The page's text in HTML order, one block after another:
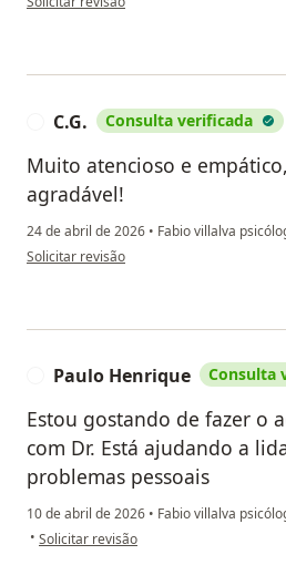
C.G. Consulta verificada
Muito atencioso e
agradável!
24 de abril de 2026 • Fabio villalva
na opinião do utilizador C.G.
Solicitar revisão
Paulo Henrique Consulta
Estou gostando de fazer o
com Dr. Está ajudando a
problemas pessoais
10 de abril de 2026 • Fabio villalva
• na opinião do utilizador Paulo Henrique
Solicitar revisão